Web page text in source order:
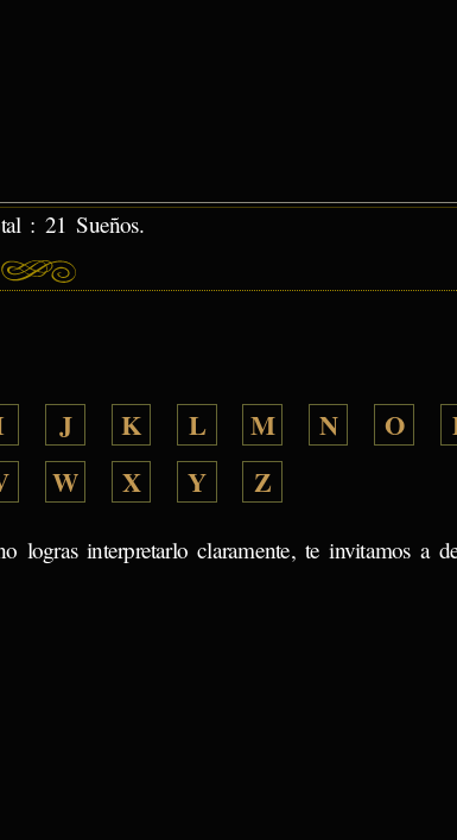
: 21 Sueños.
J K L M N O
W X Y Z
interpretarlo claramente, te invitamos a